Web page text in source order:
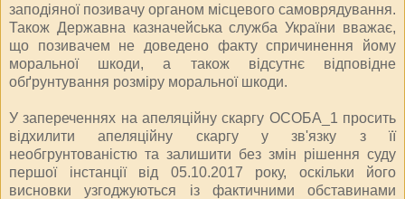
заподіяної позивачу органом місцевого самоврядування.
Також Державна казначейська служба України вважає,
що позивачем не доведено факту спричинення йому
моральної шкоди, а також відсутнє відповідне
обґрунтування розміру моральної шкоди.
У запереченнях на апеляційну скаргу ОСОБА_1 просить
відхилити апеляційну скаргу у зв'язку з її
необгрунтованістю та залишити без змін рішення суду
першої інстанції від 05.10.2017 року, оскільки його
висновки узгоджуються із фактичними обставинами